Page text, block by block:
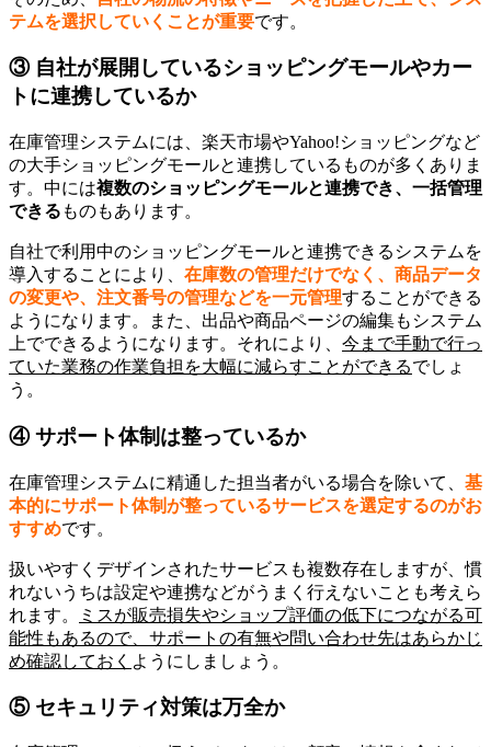
テムを選択していくことが重要です。
③ 自社が展開しているショッピングモールやカー
トに連携しているか
在庫管理システムには、楽天市場やYahoo!ショッピングなど
の大手ショッピングモールと連携しているものが多くありま
す。中には複数のショッピングモールと連携でき、一括管理
できる ものもあります。
自社で利用中のショッピングモールと連携できるシステムを
導入することにより、 在庫数の管理だけでなく、商品データ
の変更や、注文番号の管理などを一元管理することができる
ようになります。また、出品や商品ページの編集もシステム
上でできるようになります。それにより、 今まで手動で行っ
ていた業務の作業負担を大幅に減らすことができるでしょ
う。
④ サポート体制は整っているか
在庫管理システムに精通した担当者がいる場合を除いて、 基
本的にサポート体制が整っているサービスを選定するのがお
すすめです。
扱いやすくデザインされたサービスも複数存在しますが、慣
れないうちは設定や連携などがうまく行えないことも考えら
れます。
ミスが販売損失やショップ評価の低下につながる可
能性もあるので、サポートの有無や問い合わせ先はあらかじ
め確認しておく ようにしましょう。
⑤ セキュリティ対策は万全か